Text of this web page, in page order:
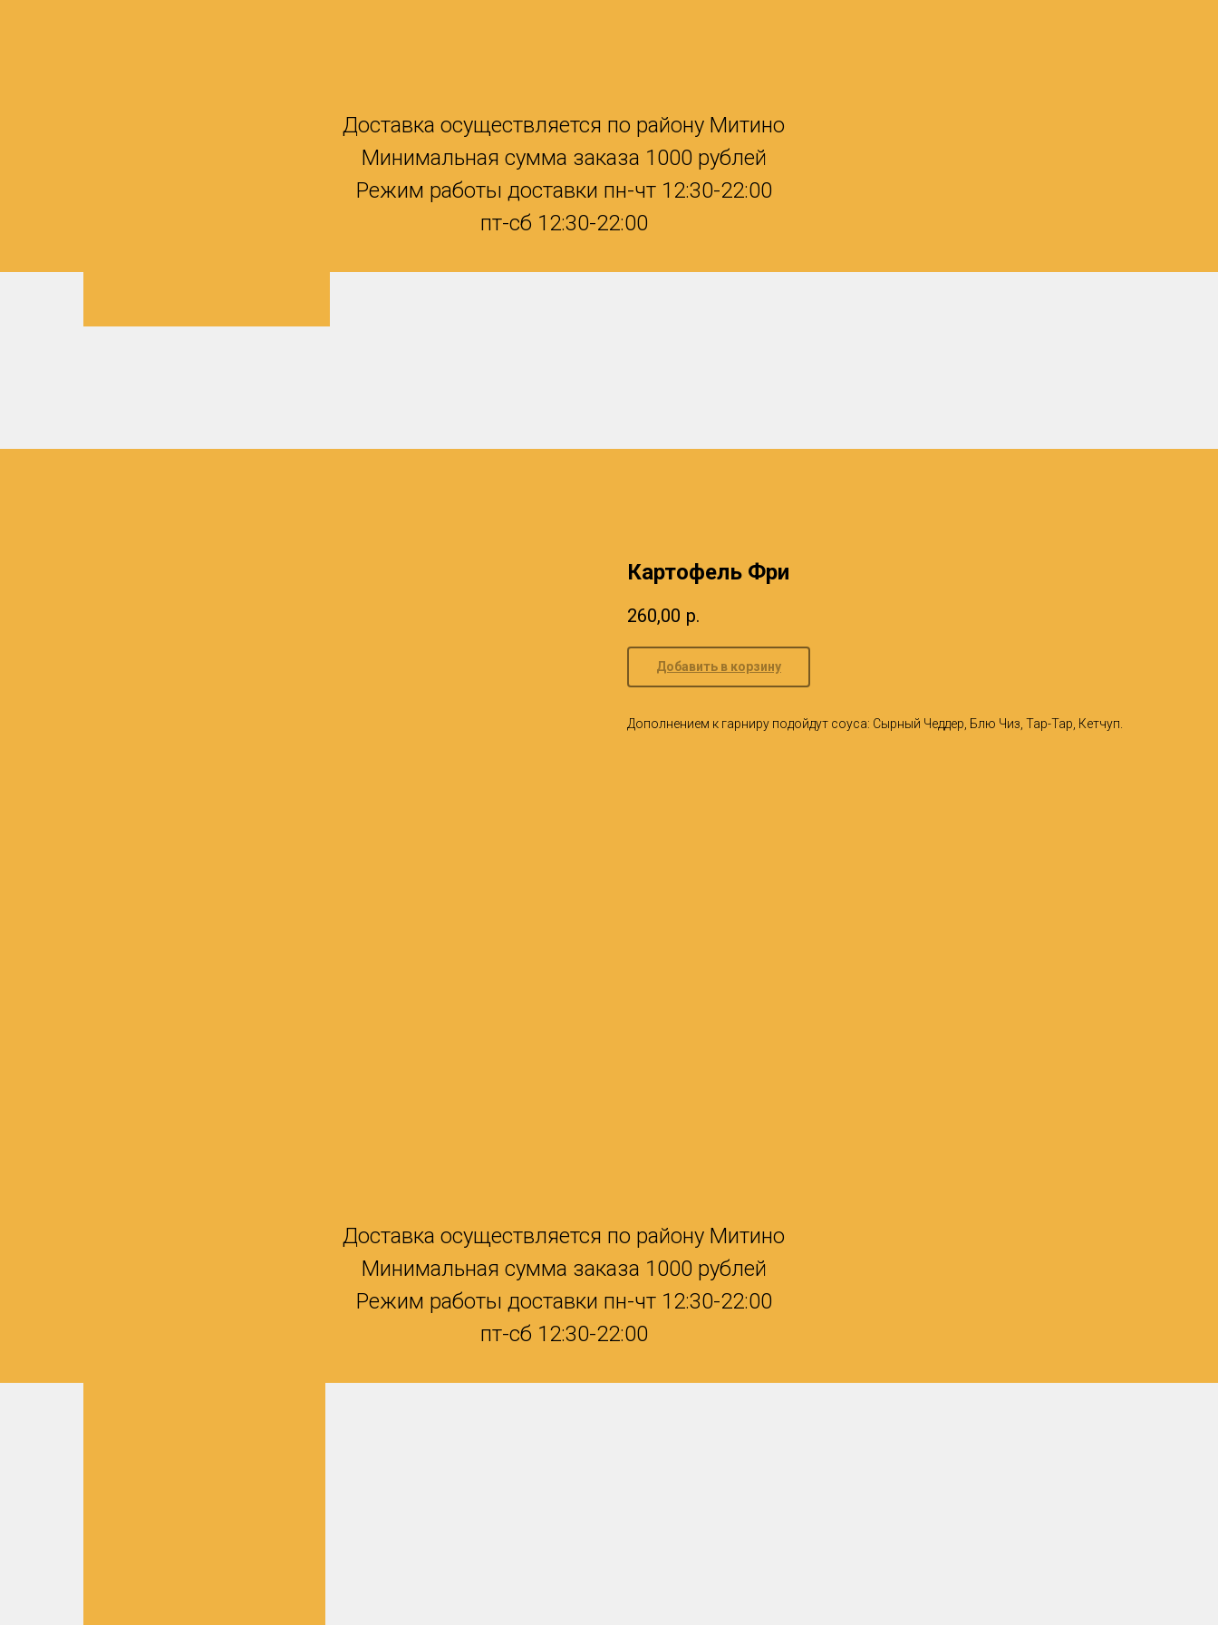
Доставка осуществляется по району Митино
Минимальная сумма заказа 1000 рублей
Режим работы доставки пн-чт 12:30-22:00
пт-сб 12:30-22:00
Картофель Фри
260,00 р.
Добавить в корзину
Дополнением к гарниру подойдут соуса: Сырный Чеддер, Блю Чиз, Тар-Тар, Кетчуп.
Доставка осуществляется по району Митино
Минимальная сумма заказа 1000 рублей
Режим работы доставки пн-чт 12:30-22:00
пт-сб 12:30-22:00